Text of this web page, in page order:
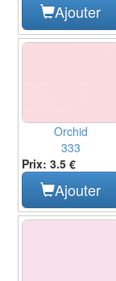
Ajouter
Orchid
333
Prix: 3.5 €
Ajouter